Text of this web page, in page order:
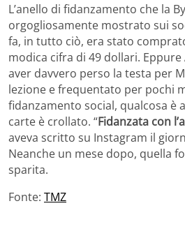
L’anello di fidanzamento che la
orgogliosamente mostrato sui
fa, in tutto ciò, era stato
modica cifra di 49 dollari.
aver davvero perso la testa per
lezione e frequentato per pochi
fidanzamento social, qualcosa è
carte è crollato. “Fidanzata con
aveva scritto su Instagram il
Neanche un mese dopo, quella
sparita.
Fonte: TMZ